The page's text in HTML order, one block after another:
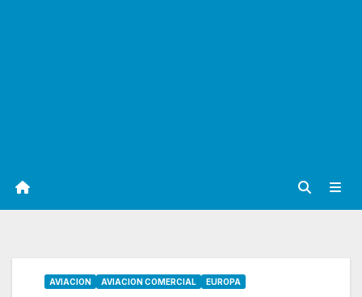
AVIACION AVIACION COMERCIAL EUROPA